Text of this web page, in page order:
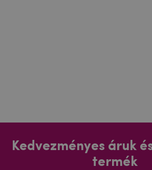
Kedvezményes áruk
termék